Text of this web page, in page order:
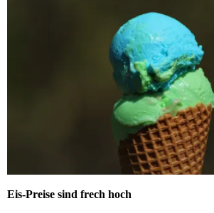
Eis-Preise sind frech hoch